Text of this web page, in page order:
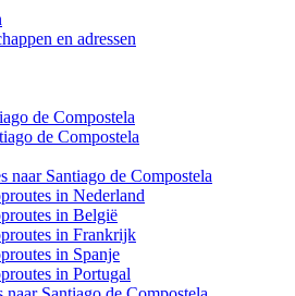
en adressen
de Compostela
de Compostela
naar Santiago de Compostela
in Nederland
in België
in Frankrijk
in Spanje
in Portugal